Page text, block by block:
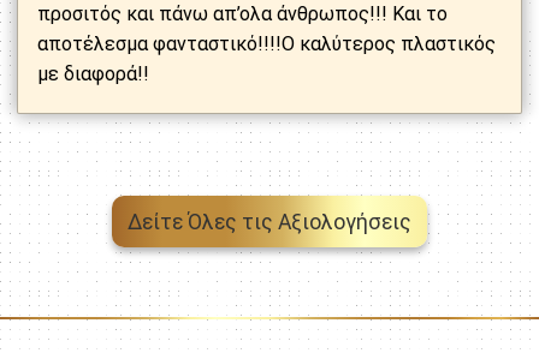
προσιτός και πάνω απ’ολα άνθρωπος!!! Και το
αποτέλεσμα φανταστικό!!!!Ο καλύτερος πλαστικός
με διαφορά!!
Δείτε Όλες τις Αξιολογήσεις